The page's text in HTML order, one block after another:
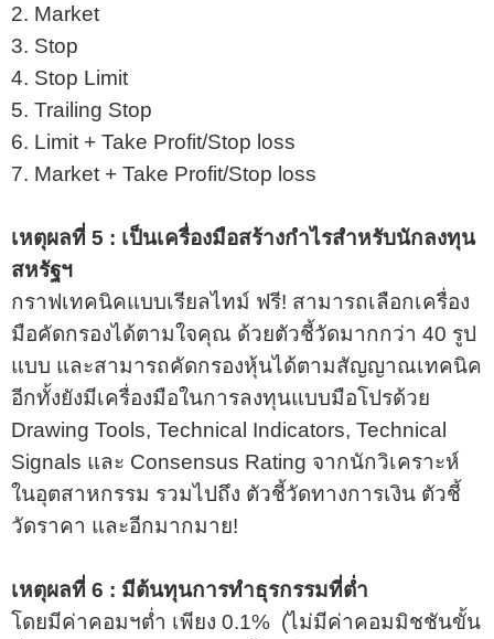
2. Market
3. Stop
4. Stop Limit
5. Trailing Stop
6. Limit + Take Profit/Stop loss
7. Market + Take Profit/Stop loss
เหตุผลที่ 5 : เป็นเครื่องมือสร้างกำไรสำหรับนักลงทุน
สหรัฐฯ
กราฟเทคนิคแบบเรียลไทม์ ฟรี! สามารถเลือกเครื่อง
มือคัดกรองได้ตามใจคุณ ด้วยตัวชี้วัดมากกว่า 40 รูป
แบบ และสามารถคัดกรองหุ้นได้ตามสัญญาณเทคนิค
อีกทั้งยังมีเครื่องมือในการลงทุนแบบมือโปรด้วย
Drawing Tools, Technical Indicators, Technical
Signals และ Consensus Rating จากนักวิเคราะห์
ในอุตสาหกรรม รวมไปถึง ตัวชี้วัดทางการเงิน ตัวชี้
วัดราคา และอีกมากมาย!
เหตุผลที่ 6 : มีต้นทุนการทำธุรกรรมที่ต่ำ
โดยมีค่าคอมฯต่ำ เพียง 0.1% (ไม่มีค่าคอมมิชชันขั้น